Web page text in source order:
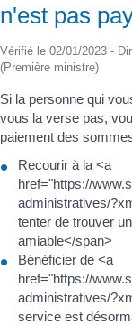
n'est pas
Vérifié le 02/01/2023 -
(Première ministre)
Si la personne qui
vous la verse pas,
paiement des
Recourir à la <a
href="https://
administratives/
tenter de trouver
amiable</span>
Bénéficier de <a
href="https://
administratives/
service est